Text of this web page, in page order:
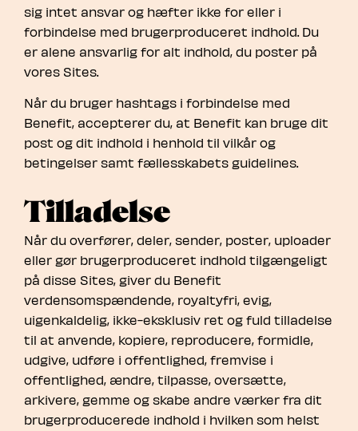
sig intet ansvar og hæfter ikke for eller i
forbindelse med brugerproduceret indhold. Du
er alene ansvarlig for alt indhold, du poster på
vores Sites.
Når du bruger hashtags i forbindelse med
Benefit, accepterer du, at Benefit kan bruge dit
post og dit indhold i henhold til vilkår og
betingelser samt fællesskabets guidelines.
Tilladelse
Når du overfører, deler, sender, poster, uploader
eller gør brugerproduceret indhold tilgængeligt
på disse Sites, giver du Benefit
verdensomspændende, royaltyfri, evig,
uigenkaldelig, ikke-eksklusiv ret og fuld tilladelse
til at anvende, kopiere, reproducere, formidle,
udgive, udføre i offentlighed, fremvise i
offentlighed, ændre, tilpasse, oversætte,
arkivere, gemme og skabe andre værker fra dit
brugerproducerede indhold i hvilken som helst